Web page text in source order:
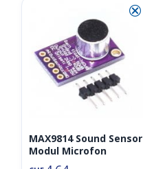
⮿
MAX9814 Sound Sensor
Modul Microfon